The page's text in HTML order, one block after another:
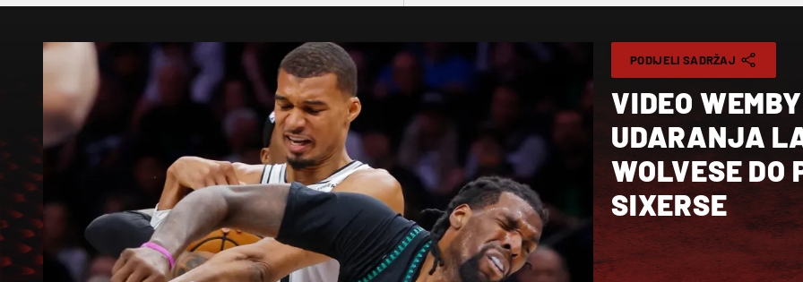
PODIJELI SADRŽAJ
VIDEO
UDARANJA
WOLVESE DO
SIXERSE